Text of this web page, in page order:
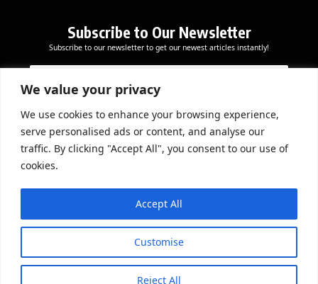
We value your privacy
We use cookies to enhance your browsing experience,
serve personalised ads or content, and analyse our
traffic. By clicking "Accept All", you consent to our use of
cookies.
Customise
Reject All
Accept All
Subscribe to Our Newsletter
Subscribe to our newsletter to get our newest articles instantly!
a
l
E
a
m
a
l
a
l
E
m
a
i
*
Subscribe Now